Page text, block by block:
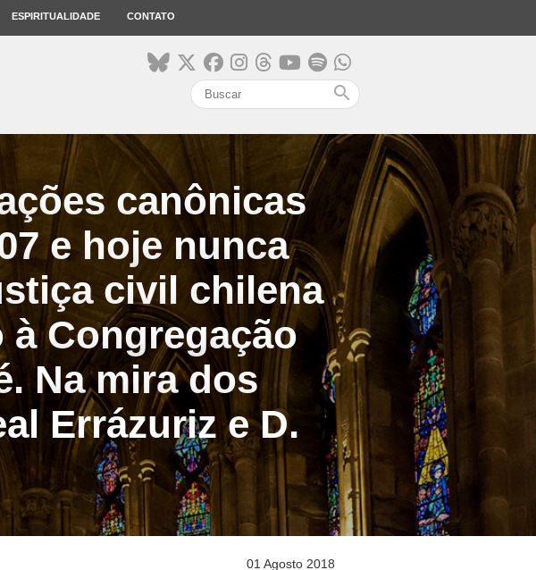
ESPIRITUALIDADE CONTATO
search
canônicas
e hoje nunca
civil chilena
à Congregação
Na mira dos
Errázuriz e D.
01 Agosto 2018